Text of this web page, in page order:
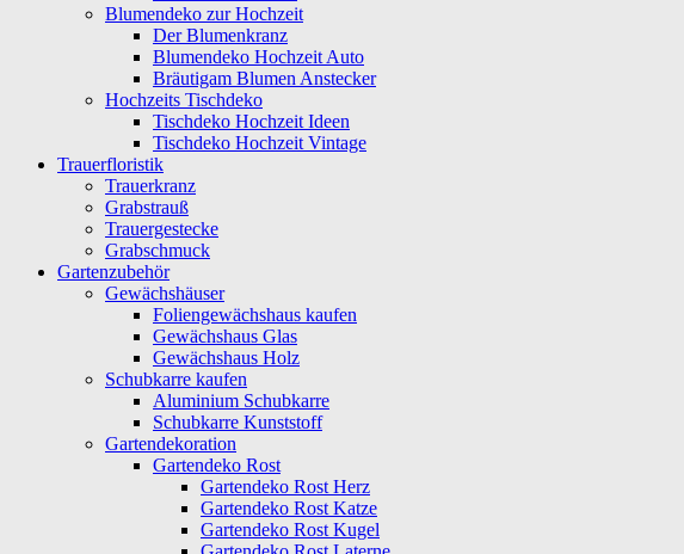
Blumendeko zur Hochzeit
Der Blumenkranz
Blumendeko Hochzeit Auto
Bräutigam Blumen Anstecker
Hochzeits Tischdeko
Tischdeko Hochzeit Ideen
Tischdeko Hochzeit Vintage
Trauerfloristik
Trauerkranz
Grabstrauß
Trauergestecke
Grabschmuck
Gartenzubehör
Gewächshäuser
Foliengewächshaus kaufen
Gewächshaus Glas
Gewächshaus Holz
Schubkarre kaufen
Aluminium Schubkarre
Schubkarre Kunststoff
Gartendekoration
Gartendeko Rost
Gartendeko Rost Herz
Gartendeko Rost Katze
Gartendeko Rost Kugel